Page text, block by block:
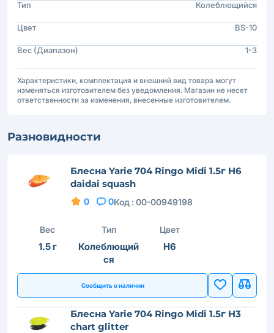
Тип Колеблющийся
Цвет BS-10
Вес (Диапазон) 1-3
Характеристики, комплектация и внешний вид товара могут
изменяться изготовителем без уведомления. Магазин не несет
ответственности за изменения, внесенные изготовителем.
Разновидности
Блесна Yarie 704 Ringo Midi 1.5г H6
daidai squash
0 0Код : 00-00949198
Вес
1.5 г
Тип
Колеблющий
ся
Цвет
H6
Сообщить о наличии
Блесна Yarie 704 Ringo Midi 1.5г H3
chart glitter